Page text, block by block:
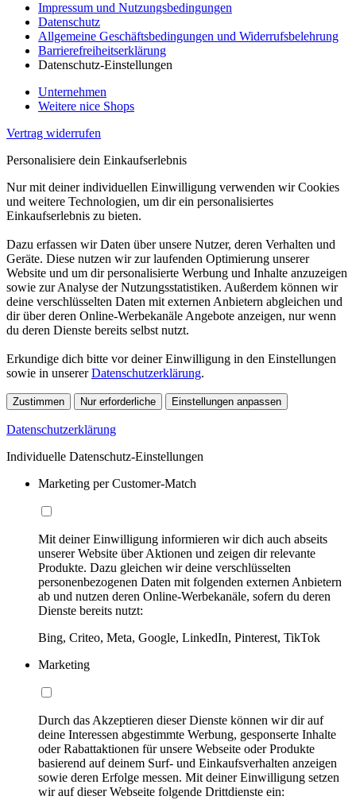
Impressum und Nutzungsbedingungen
Datenschutz
Allgemeine Geschäftsbedingungen und Widerrufsbelehrung
Barrierefreiheitserklärung
Datenschutz-Einstellungen
Unternehmen
Weitere nice Shops
Vertrag widerrufen
Personalisiere dein Einkaufserlebnis
Nur mit deiner individuellen Einwilligung verwenden wir Cookies
und weitere Technologien, um dir ein personalisiertes
Einkaufserlebnis zu bieten.
Dazu erfassen wir Daten über unsere Nutzer, deren Verhalten und
Geräte. Diese nutzen wir zur laufenden Optimierung unserer
Website und um dir personalisierte Werbung und Inhalte anzuzeigen
sowie zur Analyse der Nutzungsstatistiken. Außerdem können wir
deine verschlüsselten Daten mit externen Anbietern abgleichen und
dir über deren Online-Werbekanäle Angebote anzeigen, nur wenn
du deren Dienste bereits selbst nutzt.
Erkundige dich bitte vor deiner Einwilligung in den Einstellungen
sowie in unsererDatenschutzerklärung.
Zustimmen Nur erforderliche Einstellungen anpassen
Datenschutzerklärung
Individuelle Datenschutz-Einstellungen
Marketing per Customer-Match
Mit deiner Einwilligung informieren wir dich auch abseits
unserer Website über Aktionen und zeigen dir relevante
Produkte. Dazu gleichen wir deine verschlüsselten
personenbezogenen Daten mit folgenden externen Anbietern
ab und nutzen deren Online-Werbekanäle, sofern du deren
Dienste bereits nutzt:
Bing, Criteo, Meta, Google, LinkedIn, Pinterest, TikTok
Marketing
Durch das Akzeptieren dieser Dienste können wir dir auf
deine Interessen abgestimmte Werbung, gesponserte Inhalte
oder Rabattaktionen für unsere Webseite oder Produkte
basierend auf deinem Surf- und Einkaufsverhalten anzeigen
sowie deren Erfolge messen. Mit deiner Einwilligung setzen
wir auf dieser Webseite folgende Drittdienste ein: